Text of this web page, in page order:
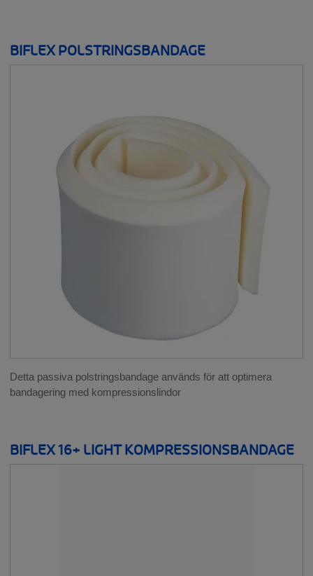
BIFLEX POLSTRINGSBANDAGE
Detta passiva polstringsbandage används för att optimera
bandagering med kompressionslindor
BIFLEX 16+ LIGHT KOMPRESSIONSBANDAGE